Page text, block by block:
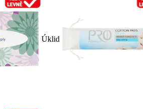
Úklid